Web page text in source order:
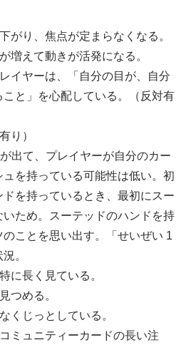
がり、焦点が定まらなくなる。
増えて動きが活発になる。
イヤーは、「自分の目が、自分
と」を心配している。（反対有
り）
出て、プレイヤーが自分のカー
ュを持っている可能性は低い。初
を持っているとき、最初にスー
ため。スーテッドのハンドを持
ことを思い出す。「せいぜい 1
。
に長く見ている。
つめる。
くじっとしている。
ミュニティーカードの長い注